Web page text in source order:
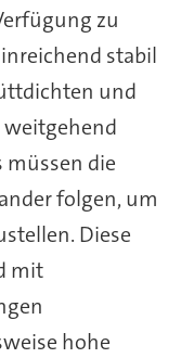
zu
stabil
und
müssen die
folgen, um
Diese
mit
hohe